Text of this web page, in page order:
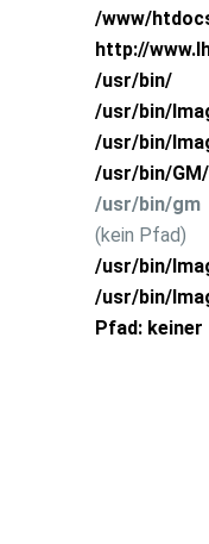
/www/
http://
/usr/bin/
/usr/bin/
/usr/bin/
/usr/bin/
/usr/bin/gm
(kein Pfad)
/usr/bin/
/usr/bin/
Pfad: keiner